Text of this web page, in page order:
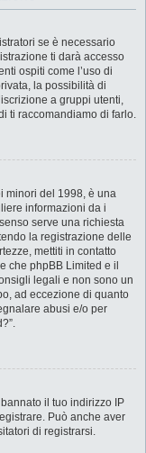
se è necessario
ti darà accesso
ospiti come l’uso di
la possibilità di
a gruppi utenti,
ti raccomandiamo di farlo.
minori del 1998, è una
informazioni da i
serve una richiesta
la registrazione delle
mettiti in contatto
che phpBB Limited e il
legali e non sono un
ad eccezione di quanto
abusi e/o per
il tuo indirizzo IP
Può anche aver
di registrarsi.